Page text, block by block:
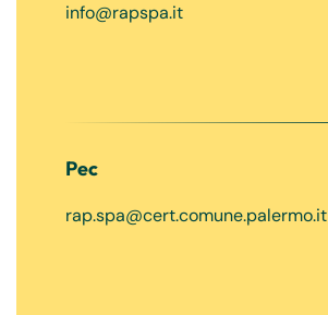
info@rapspa.it
Pec
rap.spa@cert.comune.palermo.it